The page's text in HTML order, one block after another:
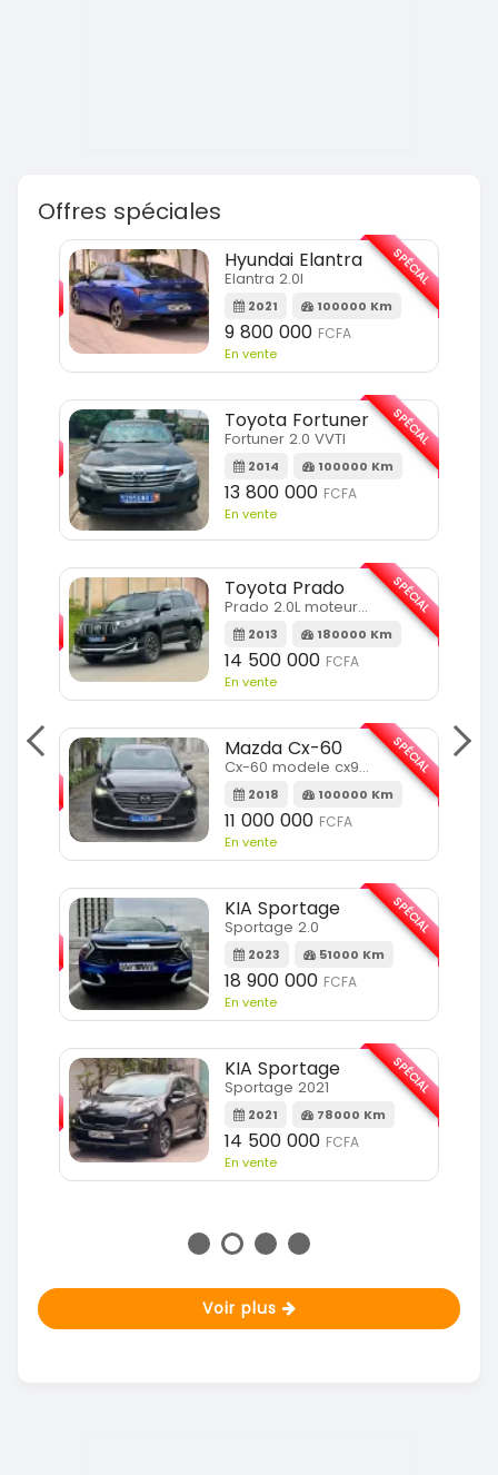
Offres spéciales
SPÉCIAL
Hyundai Elantra
Elantra 2.0l
2021 100000 Km
9 800 000 FCFA
En vente
SPÉCIAL
Toyota Fortuner
Fortuner 2.0 VVTI
2014 100000 Km
13 800 000 FCFA
En vente
SPÉCIAL
Toyota Prado
Prado 2.0L moteur d4d
2013 180000 Km
14 500 000 FCFA
En vente
SPÉCIAL
Mazda Cx-60
Cx-60 modele cx9 full option
2018 100000 Km
11 000 000 FCFA
En vente
SPÉCIAL
KIA Sportage
Sportage 2.0
2023 51000 Km
18 900 000 FCFA
En vente
SPÉCIAL
KIA Sportage
Sportage 2021
2021 78000 Km
14 500 000 FCFA
En vente
SPÉCIAL
Voir plus